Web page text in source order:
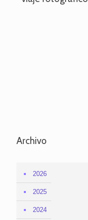
Archivo
2026
2025
2024